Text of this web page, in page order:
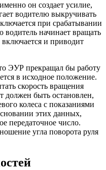
он создает усилие,
водителю выкручивать
при срабатывании
водитель начинает вращать
и приводит
ЭУР прекращал бы работу
в исходное положение.
скорость вращения
должен быть остановлен,
колеса с показаниями
этих данных,
передаточное число.
угла поворота руля